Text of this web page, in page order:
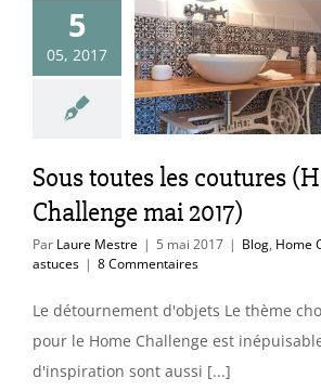
5
05, 2017
toutes les
(Home
mai
& astuces
Sous toutes les coutures
Challenge mai 2017)
Par Laure Mestre | 5 mai 2017 | Blog, Home
astuces | 8 Commentaires
Le détournement d'objets Le thème
pour le Home Challenge est
d'inspiration sont aussi [...]